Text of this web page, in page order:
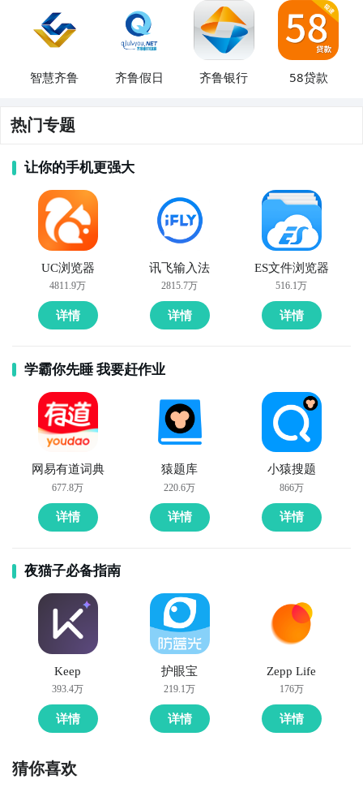
智慧齐鲁 齐鲁假日 齐鲁银行 58贷款
热门专题
让你的手机更强大
UC浏览器
4811.9万
详情
讯飞输入法
2815.7万
详情
ES文件浏览器
516.1万
详情
学霸你先睡 我要赶作业
网易有道词典
677.8万
详情
猿题库
220.6万
详情
小猿搜题
866万
详情
夜猫子必备指南
Keep
393.4万
详情
护眼宝
219.1万
详情
Zepp Life
176万
详情
猜你喜欢